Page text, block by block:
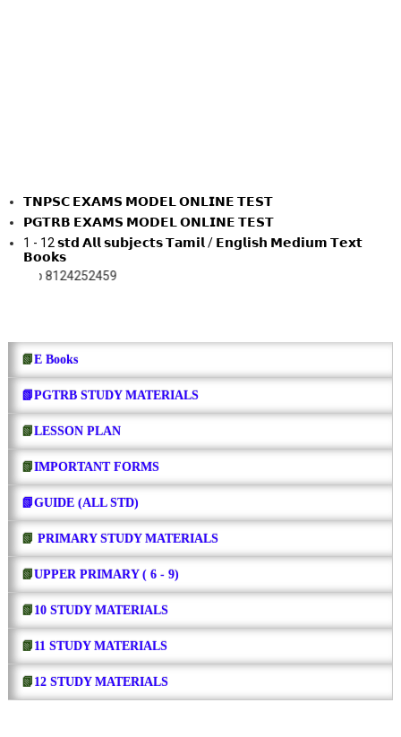
𝗧𝗡𝗣𝗦𝗖 𝗘𝗫𝗔𝗠𝗦 𝗠𝗢𝗗𝗘𝗟 𝗢𝗡𝗟𝗜𝗡𝗘 𝗧𝗘𝗦𝗧
𝗣𝗚𝗧𝗥𝗕 𝗘𝗫𝗔𝗠𝗦 𝗠𝗢𝗗𝗘𝗟 𝗢𝗡𝗟𝗜𝗡𝗘 𝗧𝗘𝗦𝗧
1 - 12 𝘀𝘁𝗱 𝗔𝗹𝗹 𝘀𝘂𝗯𝗷𝗲𝗰𝘁𝘀 𝗧𝗮𝗺𝗶𝗹 / 𝗘𝗻𝗴𝗹𝗶𝘀𝗵 𝗠𝗲𝗱𝗶𝘂𝗺 𝗧𝗲𝘅𝘁
𝗕𝗼𝗼𝗸𝘀
📗E Books
📗PGTRB STUDY MATERIALS
📗LESSON PLAN
📗IMPORTANT FORMS
📗GUIDE (ALL STD)
📗 PRIMARY STUDY MATERIALS
📗UPPER PRIMARY ( 6 - 9)
📗 10 STUDY MATERIALS
📗 11 STUDY MATERIALS
📗 12 STUDY MATERIALS